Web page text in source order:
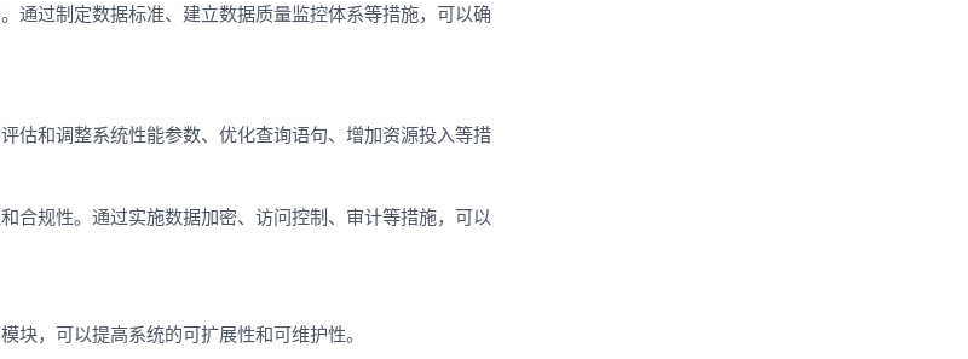
通过制定数据标准、建立数据质量监控体系等措施，可以确
估和调整系统性能参数、优化查询语句、增加资源投入等措
合规性。通过实施数据加密、访问控制、审计等措施，可以
块，可以提高系统的可扩展性和可维护性。